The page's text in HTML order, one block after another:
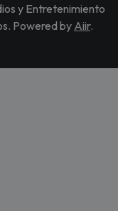
y Entretenimiento
Powered by Aiir.